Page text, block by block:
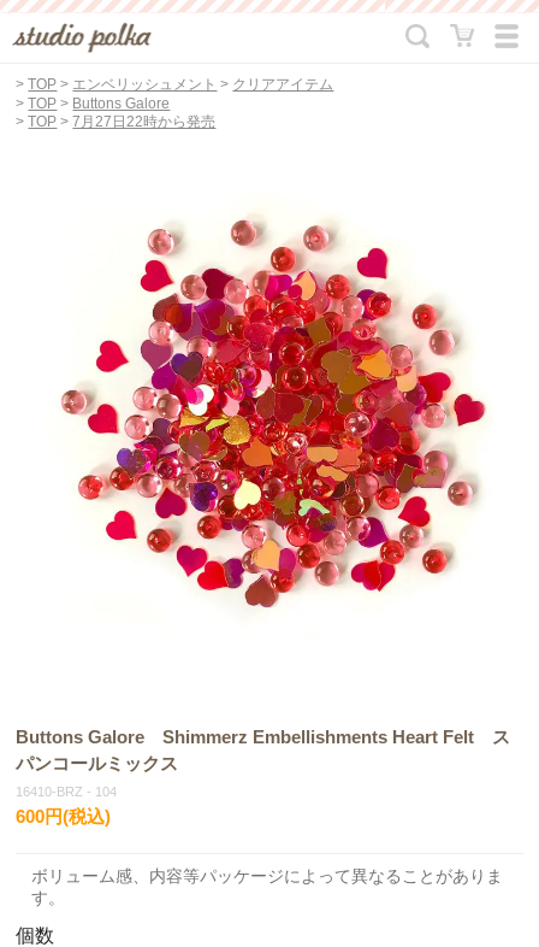
>TOP > エンベリッシュメント > クリアアイテム
>TOP > Buttons Galore
>TOP >7月27日22時から発売
Buttons Galore Shimmerz Embellishments Heart Felt ス
パンコールミックス
16410-BRZ - 104
600円(税込)
ボリューム感、内容等パッケージによって異なることがありま
す。
個数